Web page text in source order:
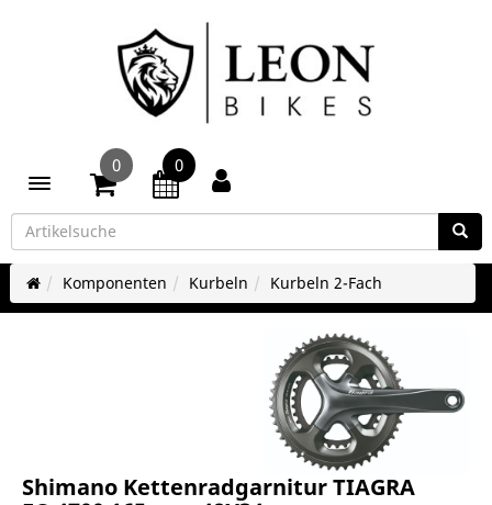
Toggle navigation
0 0
Komponenten Kurbeln Kurbeln 2-Fach
Shimano Kettenradgarnitur TIAGRA